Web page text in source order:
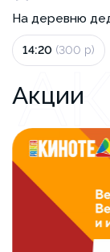
На деревню
14:20 (300 р)
Акции